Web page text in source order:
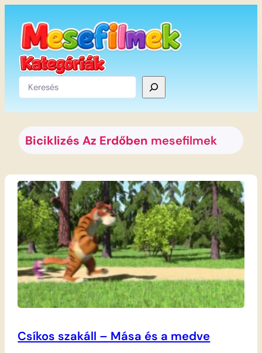
tartalomhoz
Keresés
Biciklizés Az Erdőben mesefilmek
Csíkos szakáll – Mása és a medve